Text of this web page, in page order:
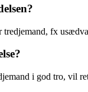
fx
i god tro, vil